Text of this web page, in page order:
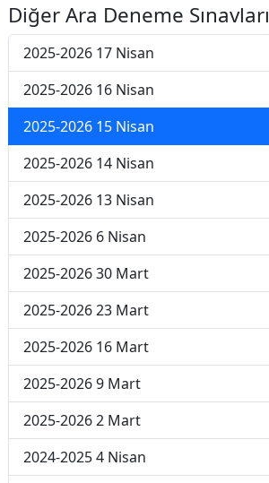
Diğer Ara Deneme Sınavları
2025-2026 17 Nisan
2025-2026 16 Nisan
2025-2026 15 Nisan
2025-2026 14 Nisan
2025-2026 13 Nisan
2025-2026 6 Nisan
2025-2026 30 Mart
2025-2026 23 Mart
2025-2026 16 Mart
2025-2026 9 Mart
2025-2026 2 Mart
2024-2025 4 Nisan